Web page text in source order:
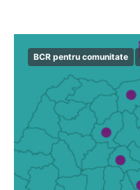
BCR pentru comunitate